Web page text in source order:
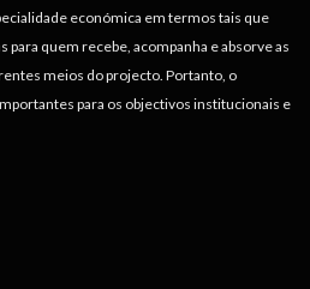
económica em termos tais que
para quem recebe, acompanha e absorve as
meios do projecto. Portanto, o
para os objectivos institucionais e